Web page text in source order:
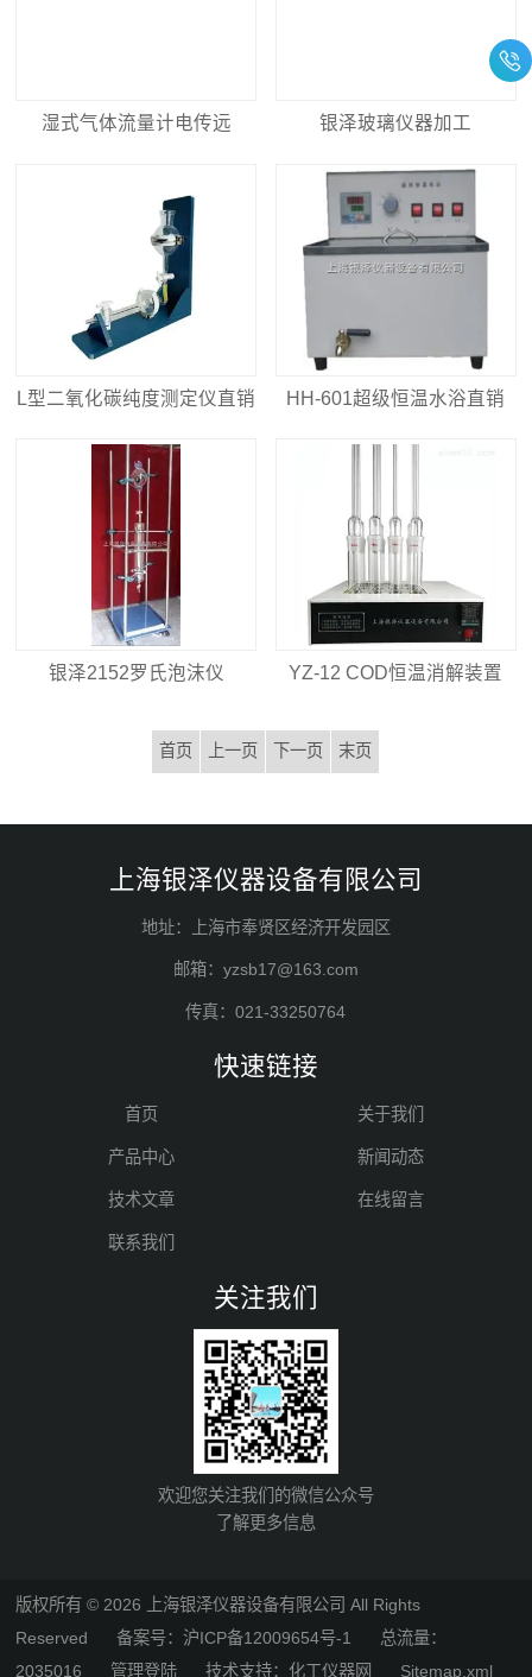
湿式气体流量计电传远 银泽玻璃仪器加工
L型二氧化碳纯度测定仪直销 HH-601超级恒温水浴直销
银泽2152罗氏泡沫仪 YZ-12 COD恒温消解装置
首页 上一页 下一页 末页
上海银泽仪器设备有限公司
地址：上海市奉贤区经济开发园区
邮箱：yzsb17@163.com
传真：021-33250764
快速链接
首页 关于我们
产品中心 新闻动态
技术文章 在线留言
联系我们
关注我们
欢迎您关注我们的微信公众号
了解更多信息
版权所有 © 2026 上海银泽仪器设备有限公司 All Rights
Reserved备案号：沪ICP备12009654号-1
总流量：
2035016 管理登陆 技术支持：化工仪器网 Sitemap.xml